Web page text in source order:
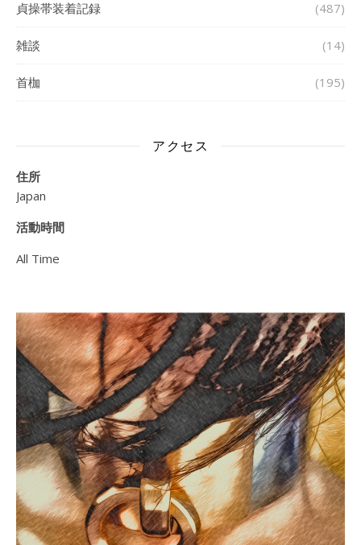
貞操帯装着記録 (487)
雑談 (14)
首枷 (195)
アクセス
住所
Japan
活動時間
All Time